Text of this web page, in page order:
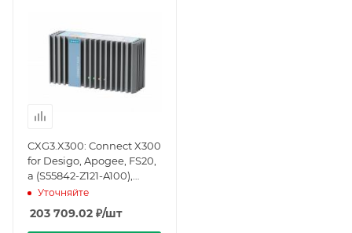
CXG3.X300: Connect X300
for Desigo, Apogee, FS20,
a (S55842-Z121-A100),
Siemens
Уточняйте
203 709.02 ₽/шт